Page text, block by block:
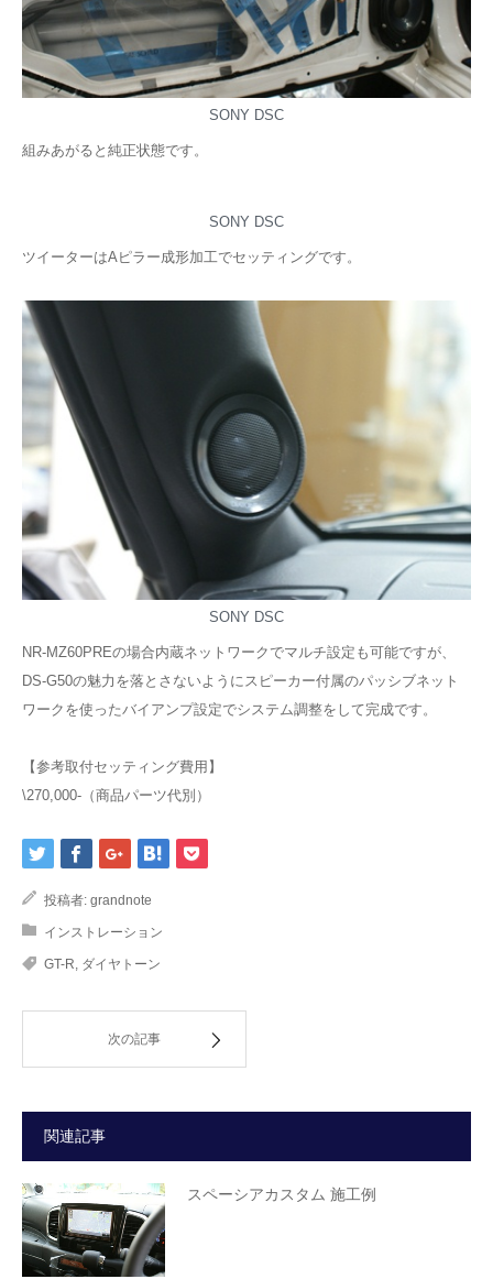
SONY DSC
組みあがると純正状態です。
SONY DSC
ツイーターはAピラー成形加工でセッティングです。
SONY DSC
NR-MZ60PREの場合内蔵ネットワークでマルチ設定も可能ですが、
DS-G50の魅力を落とさないようにスピーカー付属のパッシブネット
ワークを使ったバイアンプ設定でシステム調整をして完成です。
【参考取付セッティング費用】
\270,000-（商品パーツ代別）
投稿者: grandnote
インストレーション
GT-R, ダイヤトーン
次の記事
関連記事
スペーシアカスタム 施工例